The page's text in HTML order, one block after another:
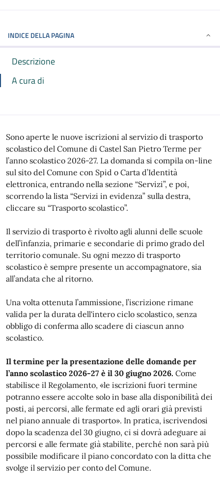
INDICE DELLA PAGINA
Descrizione
A cura di
Sono aperte le nuove iscrizioni al servizio di trasporto
scolastico del Comune di Castel San Pietro Terme per
l’anno scolastico 2026-27. La domanda si compila on-line
sul sito del Comune con Spid o Carta d’Identità
elettronica, entrando nella sezione “Servizi”, e poi,
scorrendo la lista “Servizi in evidenza” sulla destra,
cliccare su “Trasporto scolastico”.
Il servizio di trasporto è rivolto agli alunni delle scuole
dell’infanzia, primarie e secondarie di primo grado del
territorio comunale. Su ogni mezzo di trasporto
scolastico è sempre presente un accompagnatore, sia
all’andata che al ritorno.
Una volta ottenuta l’ammissione, l’iscrizione rimane
valida per la durata dell'intero ciclo scolastico, senza
obbligo di conferma allo scadere di ciascun anno
scolastico.
Il termine per la presentazione delle domande per
l’anno scolastico 2026-27 è il 30 giugno 2026. Come
stabilisce il Regolamento, «le iscrizioni fuori termine
potranno essere accolte solo in base alla disponibilità dei
posti, ai percorsi, alle fermate ed agli orari già previsti
nel piano annuale di trasporto». In pratica, iscrivendosi
dopo la scadenza del 30 giugno, ci si dovrà adeguare ai
percorsi e alle fermate già stabilite, perché non sarà più
possibile modificare il piano concordato con la ditta che
svolge il servizio per conto del Comune.